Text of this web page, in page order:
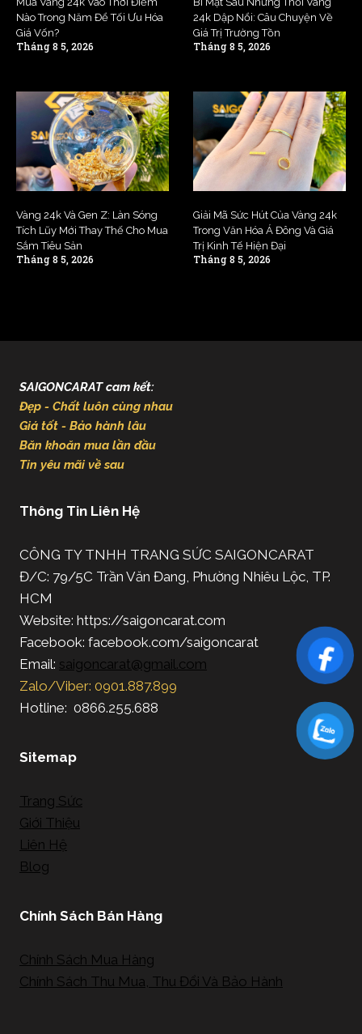
Nào Trong Năm Để Tối Ưu Hóa
Giá Vốn?
Tháng 8 5, 2026
24k Dập Nổi: Câu Chuyện Về
Giá Trị Trường Tồn
Tháng 8 5, 2026
Vàng 24k Và Gen Z: Làn Sóng
Tích Lũy Mới Thay Thế Cho Mua
Sắm Tiêu Sản
Tháng 8 5, 2026
Giải Mã Sức Hút Của Vàng 24k
Trong Văn Hóa Á Đông Và Giá
Trị Kinh Tế Hiện Đại
Tháng 8 5, 2026
SAIGONCARAT cam kết:
Đẹp - Chất luôn cùng nhau
Giá tốt - Bảo hành lâu
Băn khoăn mua lần đầu
Tin yêu mãi về sau
Thông Tin Liên Hệ
CÔNG TY TNHH TRANG SỨC SAIGONCARAT
Đ/C: 79/5C Trần Văn Đang, Phường Nhiêu Lộc, TP.
HCM
Website: https://saigoncarat.com
Facebook: facebook.com/saigoncarat
Email: saigoncarat@gmail.com
Zalo/Viber: 0901.887.899
Hotline: 0866.255.688
Sitemap
Trang Sức
Giới Thiệu
Liên Hệ
Blog
Chính Sách Bán Hàng
Chính Sách Mua Hàng
Chính Sách Thu Mua, Thu Đổi Và Bảo Hành